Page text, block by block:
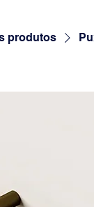
produtos